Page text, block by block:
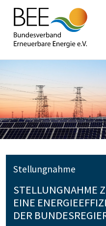
Stellungnahme
STELLUNGNAHME
EINE
DER